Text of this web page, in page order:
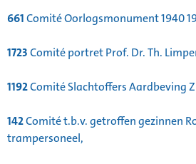
661Comité Oorlogsmonument 1940
1723Comité portret Prof. Dr. Th.
1192Comité Slachtoffers Aardbeving
142Comité t.b.v. getroffen gezinnen
trampersoneel,